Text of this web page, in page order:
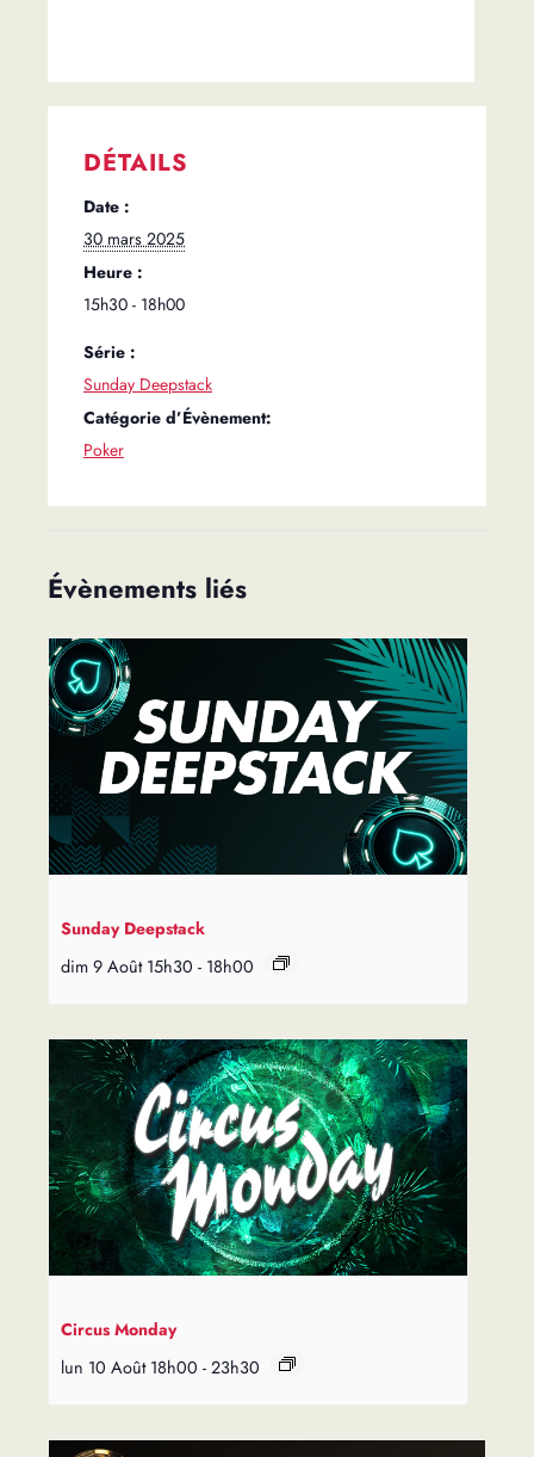
DÉTAILS
Date :
30 mars 2025
Heure :
15h30 - 18h00
Série :
Sunday Deepstack
Catégorie d’Évènement:
Poker
Évènements liés
Sunday Deepstack
dim 9 Août 15h30 - 18h00
Circus Monday
lun 10 Août 18h00 - 23h30